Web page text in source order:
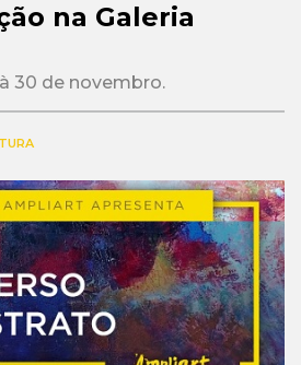
na Galeria
30 de novembro.